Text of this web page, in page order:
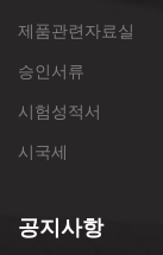
제품관련자료실
승인서류
시험성적서
시국세
공지사항